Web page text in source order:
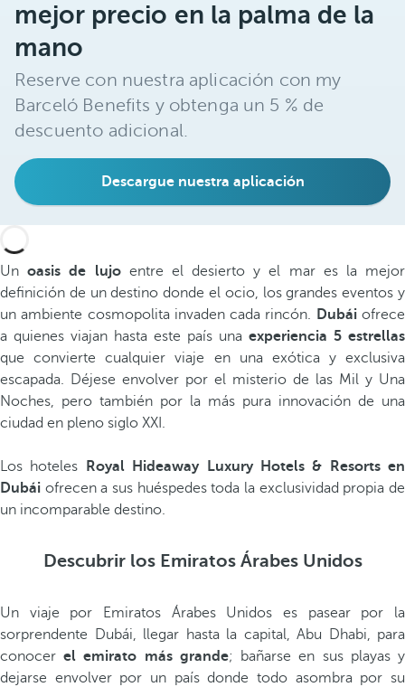
mejor precio en la palma de la
mano
Reserve con nuestra aplicación con my
Barceló Benefits y obtenga un 5 % de
descuento adicional.
Descargue nuestra aplicación
Unoasis de lujo entre el desierto y el mar es la mejor
definición de un destino donde el ocio, los grandes eventos y
un ambiente cosmopolita invaden cada rincón. Dubáiofrece
a quienes viajan hasta este país una experiencia 5 estrellas
que convierte cualquier viaje en una exótica y exclusiva
escapada. Déjese envolver por el misterio de las Mil y Una
Noches, pero también por la más pura innovación de una
ciudad en pleno siglo XXI.
Los hoteles
Royal Hideaway Luxury Hotels & Resorts en
Dubái ofrecen a sus huéspedes toda la exclusividad propia de
un incomparable destino.
Descubrir los Emiratos Árabes Unidos
Un viaje por Emiratos Árabes Unidos es pasear por la
sorprendente Dubái, llegar hasta la capital, Abu Dhabi, para
conocerel emirato más grande; bañarse en sus playas y
dejarse envolver por un país donde todo asombra por su